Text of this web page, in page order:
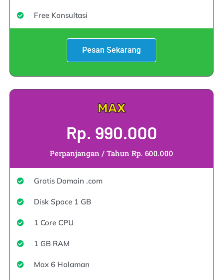
Free Konsultasi
Pesan Sekarang
MAX
Rp. 990.000
Perpanjangan / Tahun Rp. 600.000
Gratis Domain .com
Disk Space 1 GB
1 Core CPU
1 GB RAM
Max 6 Halaman